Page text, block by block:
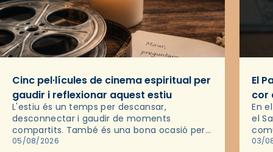
Cinc pel·lícules de cinema espiritual per
gaudir i reflexionar aquest estiu
L'estiu és un temps per descansar,
desconnectar i gaudir de moments
compartits. També és una bona ocasió per
deixar-se portar per una bona història i, a
05/08/2026
El
cor
En
el
de
03/